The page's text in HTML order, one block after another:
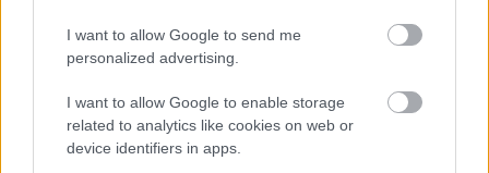
I want to allow Google to send me
personalized advertising.
I want to allow Google to enable storage
related to analytics like cookies on web or
device identifiers in apps.
catégorie clinique est le projet du Dr Tadeusz
Kubicki du département d'hématologie et de
transplantation de moelle osseuse de l'Université
des sciences médicales de Poznan. Chacun des
lauréats a reçu la somme de